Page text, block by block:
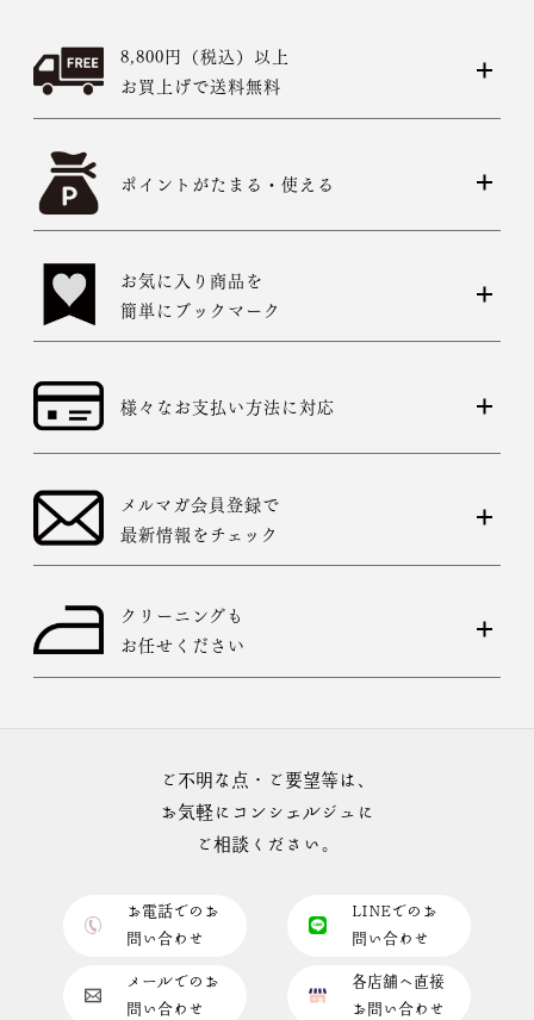
8,800円（税込）以上
お買上げで送料無料
ポイントがたまる・使える
お気に入り商品を
簡単にブックマーク
様々なお支払い方法に対応
メルマガ会員登録で
最新情報をチェック
クリーニングも
お任せください
ご不明な点・ご要望等は、
お気軽にコンシェルジュに
ご相談ください。
お電話でのお
問い合わせ
LINEでのお
問い合わせ
メールでのお
問い合わせ
各店舗へ直接
お問い合わせ